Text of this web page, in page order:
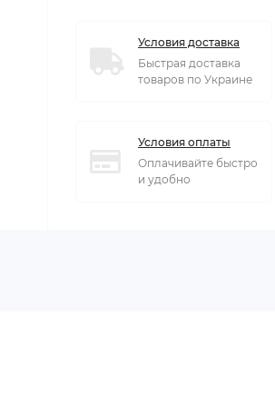
Условия доставка
Быстрая доставка
товаров по Украине
Условия оплаты
Оплачивайте быстро
и удобно